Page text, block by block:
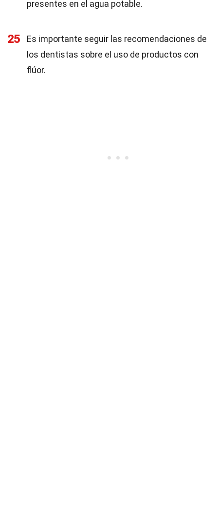
presentes en el agua potable.
25
Es importante seguir las recomendaciones de
los dentistas sobre el uso de productos con
flúor.